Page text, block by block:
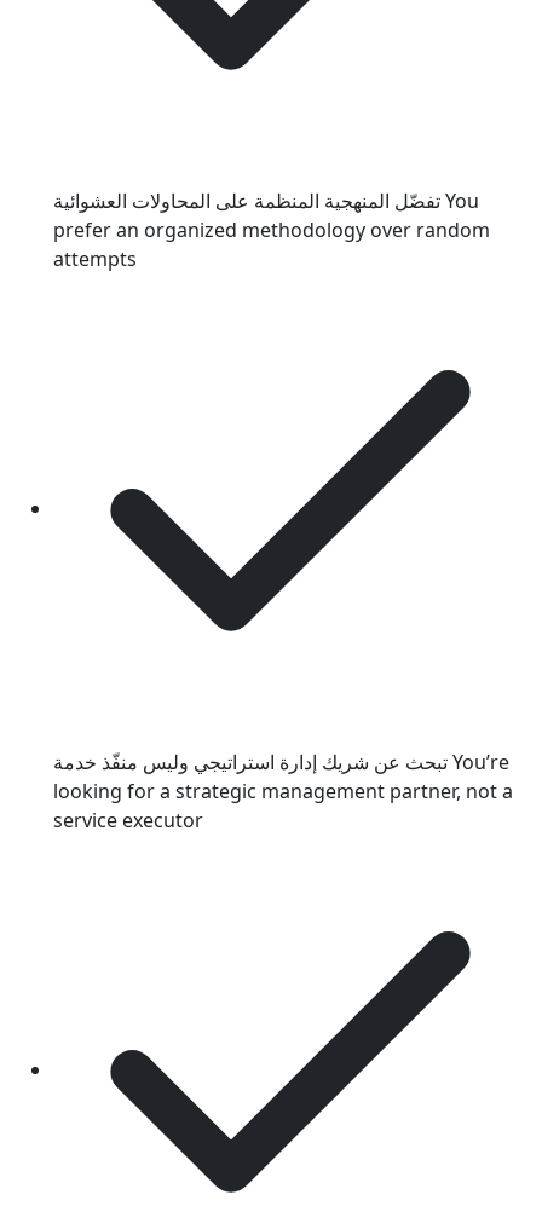
تفضّل المنهجية المنظمة على المحاولات العشوائيةYou
prefer an organized methodology over random
attempts
تبحث عن شريك إدارة استراتيجي وليس منفّذ خدمةYou’re
looking for a strategic management partner, not a
service executor